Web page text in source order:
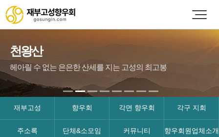
천왕산
헤아릴 수 없는 은은한 산세를 지는 고성의 최고봉
재부고성 향우회 각면 향우회 각구 지회
주소록 단체&소모임 커뮤니티 향우회원업체소개